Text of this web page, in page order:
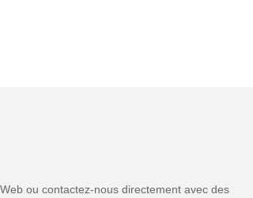
ou contactez-nous directement avec des